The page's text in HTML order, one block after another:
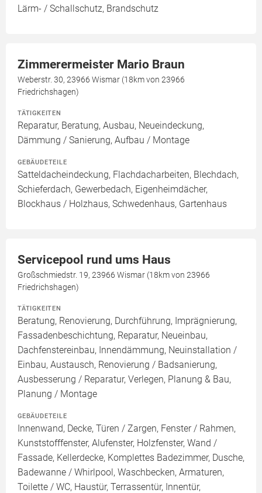
Lärm- / Schallschutz, Brandschutz
Zimmerermeister Mario Braun
Weberstr. 30, 23966 Wismar (18km von 23966
Friedrichshagen)
TÄTIGKEITEN
Reparatur, Beratung, Ausbau, Neueindeckung,
Dämmung / Sanierung, Aufbau / Montage
GEBÄUDETEILE
Satteldacheindeckung, Flachdacharbeiten, Blechdach,
Schieferdach, Gewerbedach, Eigenheimdächer,
Blockhaus / Holzhaus, Schwedenhaus, Gartenhaus
Servicepool rund ums Haus
Großschmiedstr. 19, 23966 Wismar (18km von 23966
Friedrichshagen)
TÄTIGKEITEN
Beratung, Renovierung, Durchführung, Imprägnierung,
Fassadenbeschichtung, Reparatur, Neueinbau,
Dachfenstereinbau, Innendämmung, Neuinstallation /
Einbau, Austausch, Renovierung / Badsanierung,
Ausbesserung / Reparatur, Verlegen, Planung & Bau,
Planung / Montage
GEBÄUDETEILE
Innenwand, Decke, Türen / Zargen, Fenster / Rahmen,
Kunststofffenster, Alufenster, Holzfenster, Wand /
Fassade, Kellerdecke, Komplettes Badezimmer, Dusche,
Badewanne / Whirlpool, Waschbecken, Armaturen,
Toilette / WC, Haustür, Terrassentür, Innentür,